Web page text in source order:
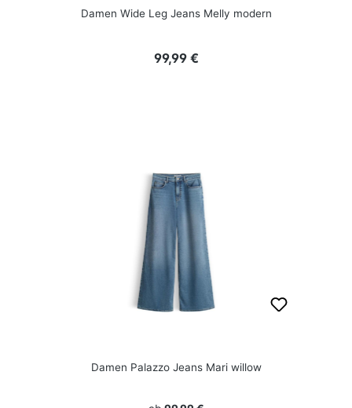
Damen Wide Leg Jeans Melly modern
Regulärer Preis:
99,99 €
Damen Palazzo Jeans Mari willow